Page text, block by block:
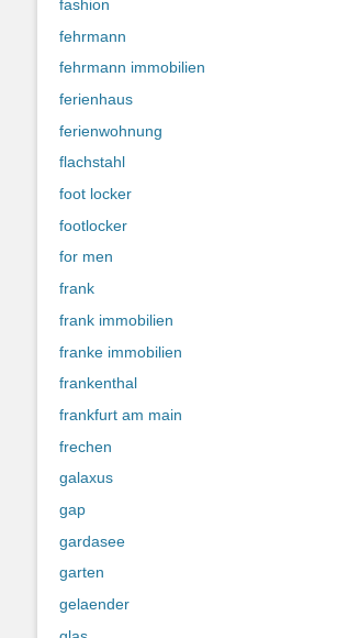
fashion
fehrmann
fehrmann immobilien
ferienhaus
ferienwohnung
flachstahl
foot locker
footlocker
for men
frank
frank immobilien
franke immobilien
frankenthal
frankfurt am main
frechen
galaxus
gap
gardasee
garten
gelaender